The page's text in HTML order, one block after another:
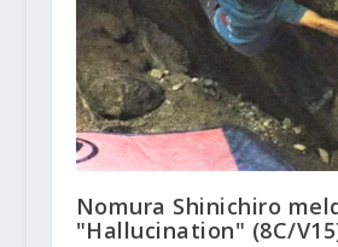
Nomura Shinichiro
"Hallucination" (8C/